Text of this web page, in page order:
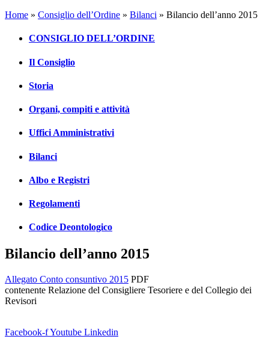
Home » Consiglio dell’Ordine » Bilanci » Bilancio dell’anno 2015
CONSIGLIO DELL’ORDINE
Il Consiglio
Storia
Organi, compiti e attività
Uffici Amministrativi
Bilanci
Albo e Registri
Regolamenti
Codice Deontologico
Bilancio dell’anno 2015
Allegato Conto consuntivo 2015 PDF
contenente Relazione del Consigliere Tesoriere e del Collegio dei
Revisori
Facebook-fYoutube Linkedin